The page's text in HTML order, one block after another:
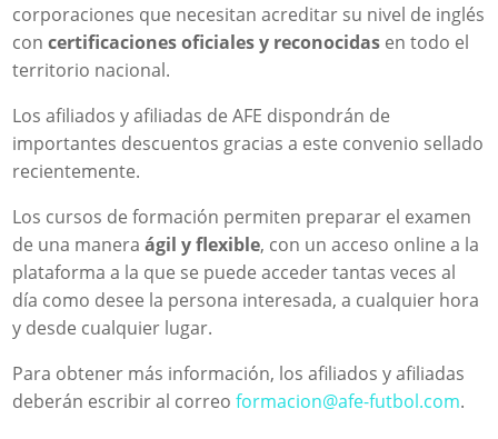
corporaciones que necesitan acreditar su nivel de inglés
concertificaciones oficiales y reconocidas en todo el
territorio nacional.
Los afiliados y afiliadas de AFE dispondrán de
importantes descuentos gracias a este convenio sellado
recientemente.
Los cursos de formación permiten preparar el examen
de una maneraágil y flexible, con un acceso online a la
plataforma a la que se puede acceder tantas veces al
día como desee la persona interesada, a cualquier hora
y desde cualquier lugar.
Para obtener más información, los afiliados y afiliadas
deberán escribir al correo formacion@afe-futbol.com.